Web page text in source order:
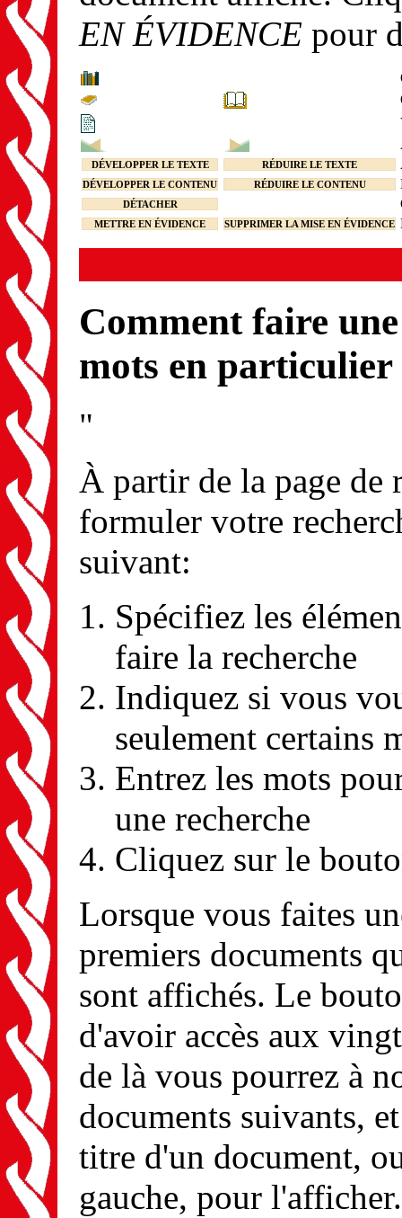
EN ÉVIDENCE pour
DÉVELOPPER LE TEXTE RÉDUIRE LE TEXTE
DÉVELOPPER LE CONTENU RÉDUIRE LE CONTENU
DÉTACHER
METTRE EN ÉVIDENCE SUPPRIMER LA MISE EN ÉVIDENCE
Comment faire
mots en particulier
"
À partir de la page de
formuler votre
suivant:
Spécifiez les
faire la recherche
Indiquez si vous
seulement certains
Entrez les mots
une recherche
Cliquez sur le
Lorsque vous faites
premiers documents
sont affichés. Le
d'avoir accès aux
de là vous pourrez à
documents suivants,
titre d'un document,
gauche, pour l'afficher.